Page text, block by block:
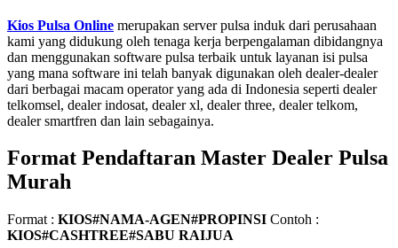
Kios Pulsa Online merupakan server pulsa induk dari perusahaan
kami yang didukung oleh tenaga kerja berpengalaman dibidangnya
dan menggunakan software pulsa terbaik untuk layanan isi pulsa
yang mana software ini telah banyak digunakan oleh dealer-dealer
dari berbagai macam operator yang ada di Indonesia seperti dealer
telkomsel, dealer indosat, dealer xl, dealer three, dealer telkom,
dealer smartfren dan lain sebagainya.
Format Pendaftaran Master Dealer Pulsa
Murah
Format : KIOS#NAMA-AGEN#PROPINSI Contoh :
KIOS#CASHTREE#SABU RAIJUA